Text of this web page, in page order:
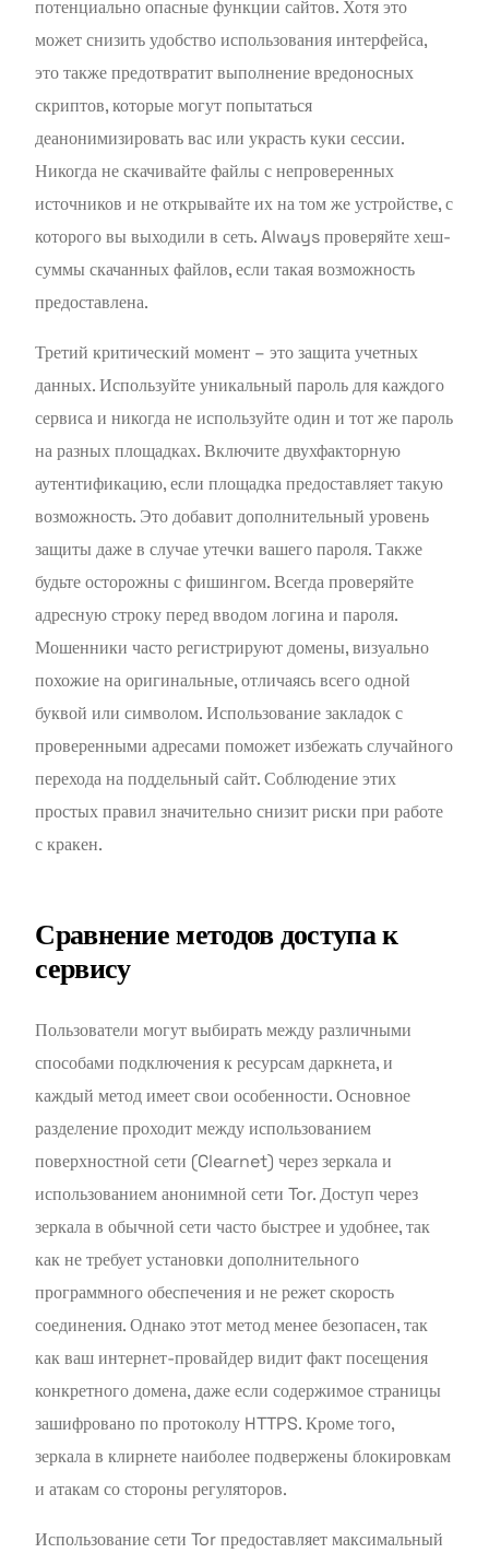
потенциально опасные функции сайтов. Хотя это
может снизить удобство использования интерфейса,
это также предотвратит выполнение вредоносных
скриптов, которые могут попытаться
деанонимизировать вас или украсть куки сессии.
Никогда не скачивайте файлы с непроверенных
источников и не открывайте их на том же устройстве, с
которого вы выходили в сеть. Always проверяйте хеш-
суммы скачанных файлов, если такая возможность
предоставлена.
Третий критический момент – это защита учетных
данных. Используйте уникальный пароль для каждого
сервиса и никогда не используйте один и тот же пароль
на разных площадках. Включите двухфакторную
аутентификацию, если площадка предоставляет такую
возможность. Это добавит дополнительный уровень
защиты даже в случае утечки вашего пароля. Также
будьте осторожны с фишингом. Всегда проверяйте
адресную строку перед вводом логина и пароля.
Мошенники часто регистрируют домены, визуально
похожие на оригинальные, отличаясь всего одной
буквой или символом. Использование закладок с
проверенными адресами поможет избежать случайного
перехода на поддельный сайт. Соблюдение этих
простых правил значительно снизит риски при работе
с кракен.
Сравнение методов доступа к
сервису
Пользователи могут выбирать между различными
способами подключения к ресурсам даркнета, и
каждый метод имеет свои особенности. Основное
разделение проходит между использованием
поверхностной сети (Clearnet) через зеркала и
использованием анонимной сети Tor. Доступ через
зеркала в обычной сети часто быстрее и удобнее, так
как не требует установки дополнительного
программного обеспечения и не режет скорость
соединения. Однако этот метод менее безопасен, так
как ваш интернет-провайдер видит факт посещения
конкретного домена, даже если содержимое страницы
зашифровано по протоколу HTTPS. Кроме того,
зеркала в клирнете наиболее подвержены блокировкам
и атакам со стороны регуляторов.
Использование сети Tor предоставляет максимальный